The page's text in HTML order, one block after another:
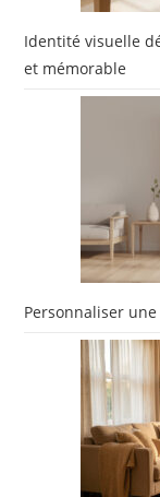
Identité visuelle
et mémorable
Personnaliser